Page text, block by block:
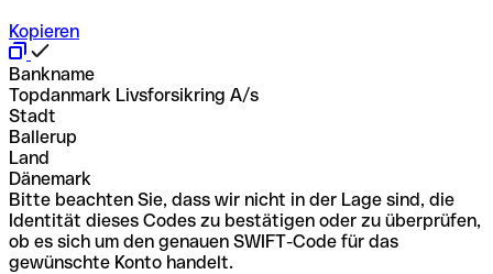
Kopieren
Bankname
Topdanmark Livsforsikring A/s
Stadt
Ballerup
Land
Dänemark
Bitte beachten Sie, dass wir nicht in der Lage sind, die
Identität dieses Codes zu bestätigen oder zu überprüfen,
ob es sich um den genauen SWIFT-Code für das
gewünschte Konto handelt.